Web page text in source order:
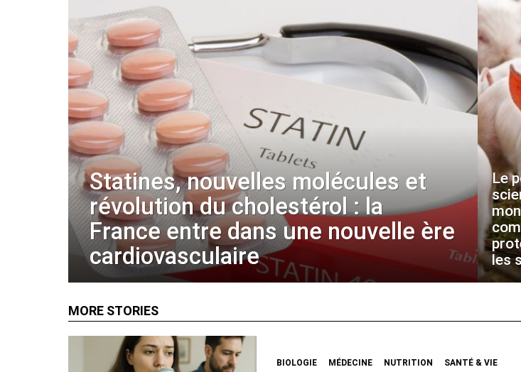
Statines, nouvelles molécules et
révolution du cholestérol : la
France entre dans une nouvelle ère
cardiovasculaire
Le
les
MORE STORIES
BIOLOGIE MÉDECINE NUTRITION SANTÉ & VIE